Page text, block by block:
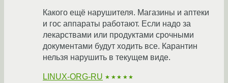
Какого ещё нарушителя. Магазины и аптеки
и гос аппараты работают. Если надо за
лекарствами или продуктами срочными
документами будут ходить все. Карантин
нельзя нарушить в текущем виде.
LINUX-ORG-RU ★★★★★